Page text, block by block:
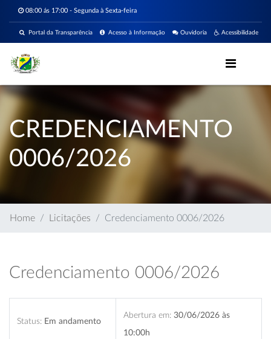
08:00 ás 17:00 - Segunda à Sexta-feira
Acessibilidade
Ouvidoria
Acesso à Informação
Portal da Transparência
CREDENCIAMENTO
0006/2026
Home Licitações Credenciamento 0006/2026
Credenciamento 0006/2026
Status: Em andamento
Abertura em: 30/06/2026 às
10:00h